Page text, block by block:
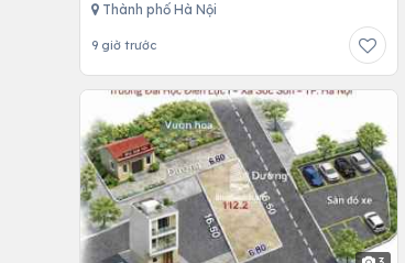
Thành phố Hà Nội
9 giờ trước